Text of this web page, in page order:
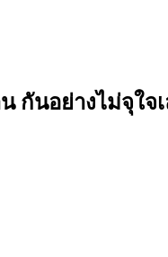
กันอย่างไม่จุใจ